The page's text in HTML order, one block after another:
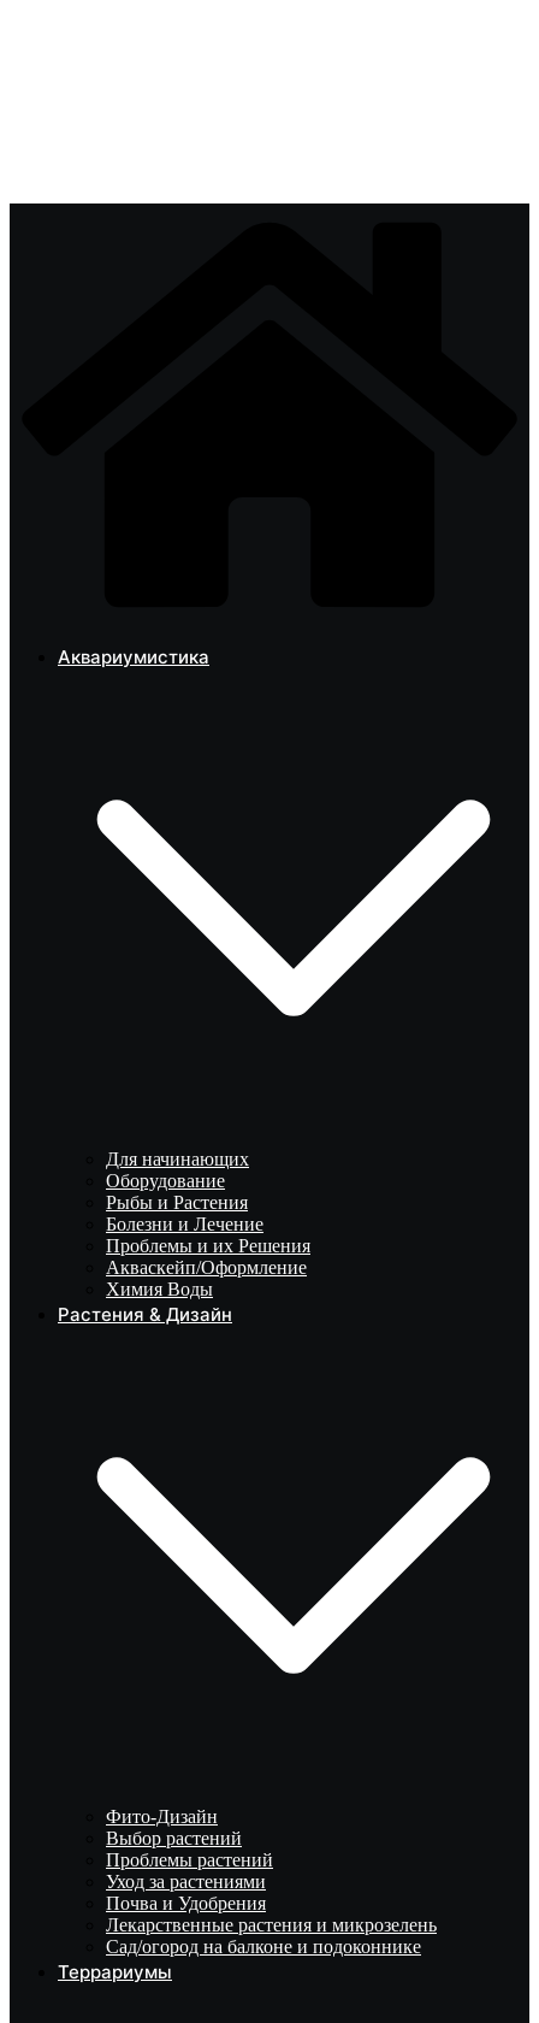
Аквариумистика
Для начинающих
Оборудование
Рыбы и Растения
Болезни и Лечение
Проблемы и их Решения
Акваскейп/Оформление
Химия Воды
Растения & Дизайн
Фито-Дизайн
Выбор растений
Проблемы растений
Уход за растениями
Почва и Удобрения
Лекарственные растения и микрозелень
Сад/огород на балконе и подоконнике
Террариумы